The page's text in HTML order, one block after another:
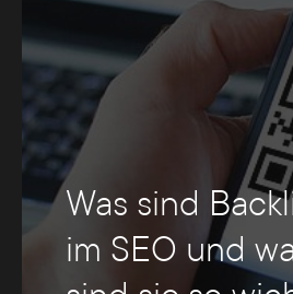
Was sind
im SEO und